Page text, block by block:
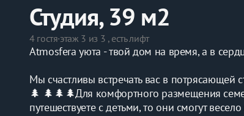
Студия, 39 м2
4 гостя·этаж 3 из 3 , есть лифт
Atmosfera уюта - твой дом на время, а в
Мы счастливы встречать вас в
🌲 🌲🌲🌲Для комфортного размещения
путешествуете с детьми, то они смогут